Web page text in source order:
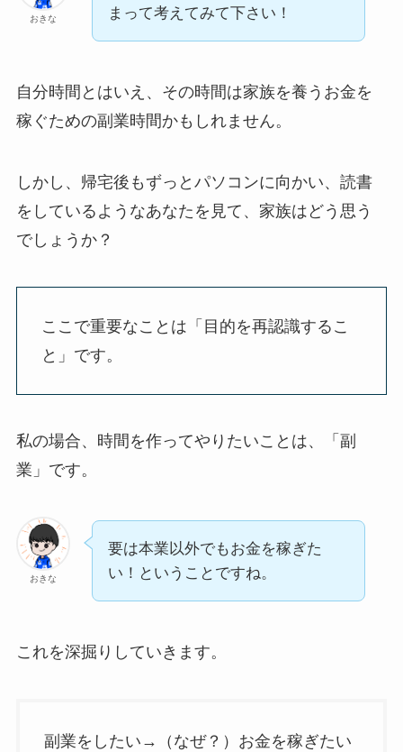
おきな
まって考えてみて下さい！
自分時間とはいえ、その時間は家族を養うお金を
稼ぐための副業時間かもしれません。
しかし、帰宅後もずっとパソコンに向かい、読書
をしているようなあなたを見て、家族はどう思う
でしょうか？
ここで重要なことは「目的を再認識するこ
と」です。
私の場合、時間を作ってやりたいことは、「副
業」です。
おきな
要は本業以外でもお金を稼ぎた
い！ということですね。
これを深掘りしていきます。
副業をしたい→（なぜ？）お金を稼ぎたい